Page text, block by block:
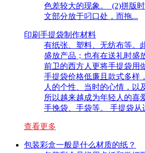
色差较大的现象。 (2)拼版
文部分放于叼口处，而拖...
印刷手提袋制作材料
有纸张、塑料、无纺布等。
盛放产品；也有在送礼时盛
前卫的西方人更将手提袋用
手提袋价格低廉且款式多样
人的个性、当时的心情，以
所以越来越成为年轻人的喜
手挽袋、手袋等。 手提袋从
查看更多
包装彩盒一般是什么材质的纸？